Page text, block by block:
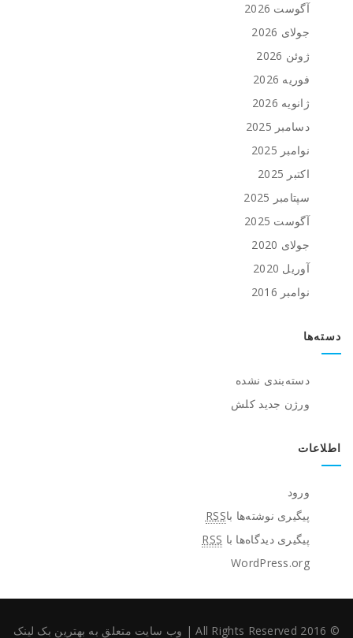
آگوست 2026
جولای 2026
ژوئن 2026
فوریه 2026
ژانویه 2026
دسامبر 2025
نوامبر 2025
اکتبر 2025
سپتامبر 2025
آگوست 2025
جولای 2020
آوریل 2020
نوامبر 2016
دسته‌ها
دسته‌بندی نشده
ورژن جدید کلش
اطلاعات
ورود
پیگیری نوشته‌ها باRSS
پیگیری دیدگاه‌ها با RSS
WordPress.org
© 2016 All Rights Reserved
| وب سایت متعلق به بهترین بک لینک